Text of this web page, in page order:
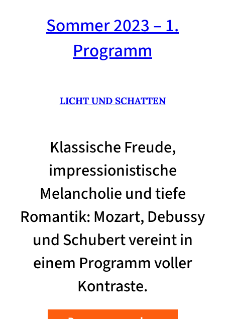
Sommer 2023 – 1.
Programm
LICHT UND SCHATTEN
Klassische Freude,
impressionistische
Melancholie und tiefe
Romantik: Mozart, Debussy
und Schubert vereint in
einem Programm voller
Kontraste.